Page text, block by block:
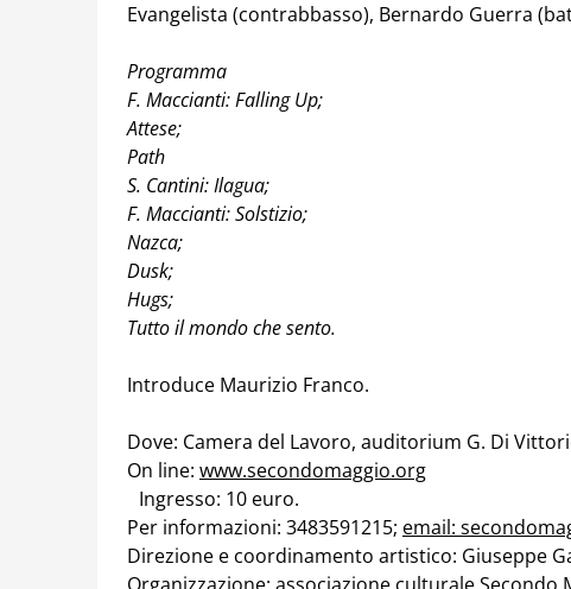
Evangelista (contrabbasso), Bernardo Guerra
Programma
F. Maccianti: Falling Up;
Attese;
Path
S. Cantini: Ilagua;
F. Maccianti: Solstizio;
Nazca;
Dusk;
Hugs;
Tutto il mondo che sento.
Introduce Maurizio Franco.
Dove: Camera del Lavoro, auditorium G. Di
On line: www.secondomaggio.org
Ingresso: 10 euro.
Per informazioni: 3483591215; email:
Direzione e coordinamento artistico: Giuseppe